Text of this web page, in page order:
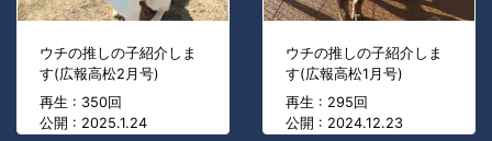
ウチの推しの子紹介しま
す(広報高松2月号)
再生 : 350回
公開 : 2025.1.24
ウチの推しの子紹介しま
す(広報高松1月号)
再生 : 295回
公開 : 2024.12.23